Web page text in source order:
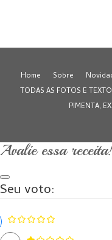
Home Sobre
TODAS AS FOTOS E
PIMENTA,
Avalie essa
Seu voto: